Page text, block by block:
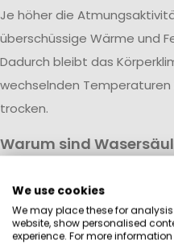
Je höher die
überschüssige Wärme und
Dadurch bleibt das
wechselnden
trocken.
Warum sind
Eine hochwertige
Wasserdichtigkeit mit guter
Wassersäule vor Regen,
We use cookies
We may place these for
website, show personalised
experience. For more